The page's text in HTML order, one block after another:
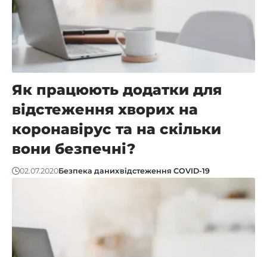
Як працюють додатки для
відстеження хворих на
коронавірус та на скільки
вони безпечні?
02.07.2020Безпека данихвідстеження COVID-19